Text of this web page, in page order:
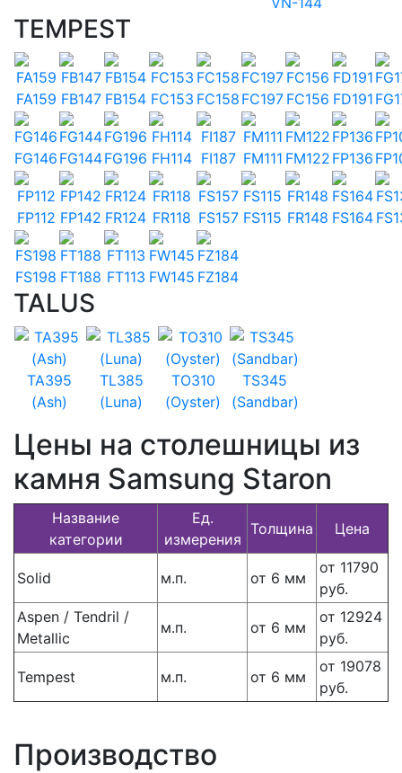
TEMPEST
FA159 FB147 FB154 FC153 FC158 FC197 FC156 FD191
FG146 FG144FG196 FH114 FI187 FM111 FM122 FP136
FP112 FP142 FR124 FR118 FS157 FS115 FR148 FS164
FS198 FT188 FT113 FW145 FZ184
TALUS
TA395
(Ash)
TL385
(Luna)
TO310
(Oyster)
TS345
(Sandbar)
Цены на столешницы из
камня Samsung Staron
Название
категории
Ед.
измерения
Толщина Цена
Solid м.п. от 6 мм
от 11790
руб.
Aspen / Tendril /
Metallic
м.п. от 6 мм
от 12924
руб.
Tempest м.п. от 6 мм
от 19078
руб.
Производство